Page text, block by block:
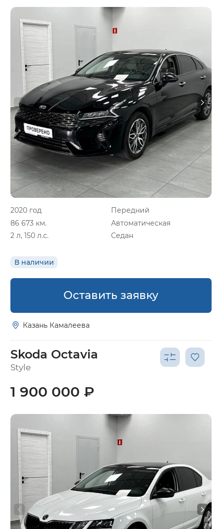
2020 год
Передний
86 673 км.
Автоматическая
2 л, 150 л.с.
Седан
В наличии
Оставить заявку
Казань Камалеева
Skoda Octavia
Style
1 900 000 ₽